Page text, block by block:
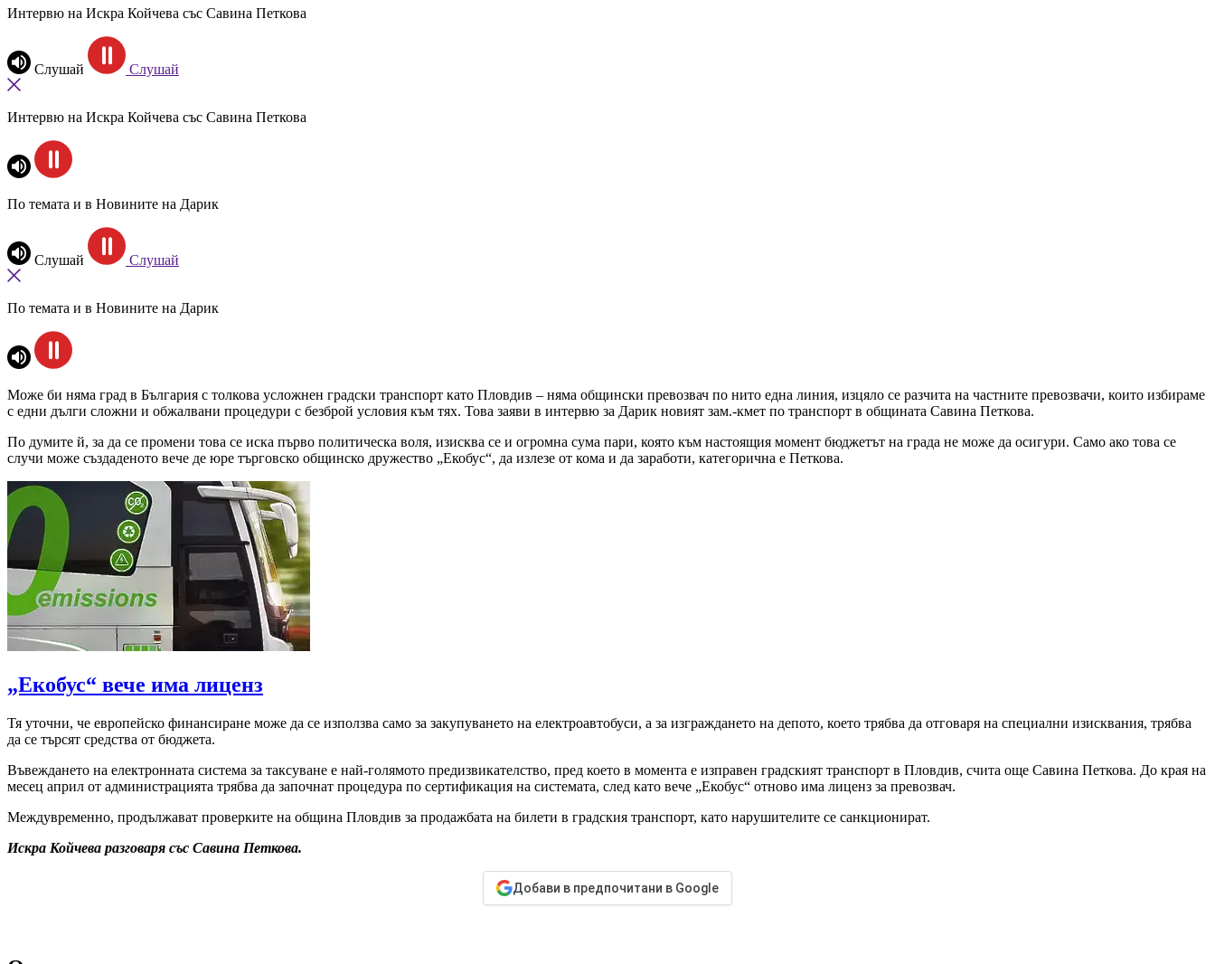
Интервю на Искра Койчева със Савина Петкова
Слушай Слушай
Интервю на Искра Койчева със Савина Петкова
По темата и в Новините на Дарик
Слушай Слушай
По темата и в Новините на Дарик
Може би няма град в България с толкова усложнен градски транспорт като Пловдив – няма общински превозвач по нито една линия, изцяло се разчита на частните превозвачи, които избираме
с едни дълги сложни и обжалвани процедури с безброй условия към тях. Това заяви в интервю за Дарик новият зам.-кмет по транспорт в общината Савина Петкова.
По думите й, за да се промени това се иска първо политическа воля, изисква се и огромна сума пари, която към настоящия момент бюджетът на града не може да осигури. Само ако това се
случи може създаденото вече де юре търговско общинско дружество „Екобус“, да излезе от кома и да заработи, категорична е Петкова.
„Екобус“ вече има лиценз
Тя уточни, че европейско финансиране може да се използва само за закупуването на електроавтобуси, а за изграждането на депото, което трябва да отговаря на специални изисквания, трябва
да се търсят средства от бюджета.
Въвеждането на електронната система за таксуване е най-голямото предизвикателство, пред което в момента е изправен градският транспорт в Пловдив, счита още Савина Петкова. До края на
месец април от администрацията трябва да започнат процедура по сертификация на системата, след като вече „Екобус“ отново има лиценз за превозвач.
Междувременно, продължават проверките на община Пловдив за продажбата на билети в градския транспорт, като нарушителите се санкционират.
Искра Койчева разговаря със Савина Петкова.
Добави в предпочитани в Google